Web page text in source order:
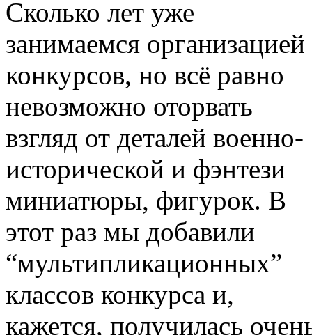
Сколько лет уже
занимаемся организацией
конкурсов, но всё равно
невозможно оторвать
взгляд от деталей военно-
исторической и фэнтези
миниатюры, фигурок. В
этот раз мы добавили
“мультипликационных”
классов конкурса и,
кажется, получилась